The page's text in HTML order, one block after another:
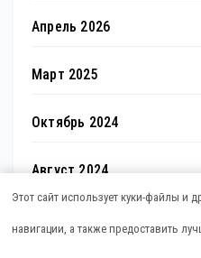
Апрель 2026
Март 2025
Октябрь 2024
Август 2024
Этот сайт использует куки-файлы и
навигации, а также предоставить